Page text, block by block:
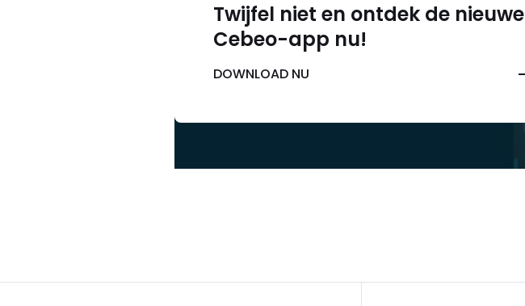
Twijfel niet en ontdek de nieuwe
Cebeo-app nu!
DOWNLOAD NU